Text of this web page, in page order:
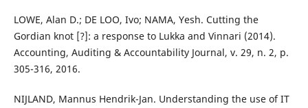
LOWE, Alan D.; DE LOO, Ivo; NAMA, Yesh. Cutting the
Gordian knot [?]: a response to Lukka and Vinnari (2014).
Accounting, Auditing & Accountability Journal, v. 29, n. 2, p.
305-316, 2016.
NIJLAND, Mannus Hendrik-Jan. Understanding the use of IT